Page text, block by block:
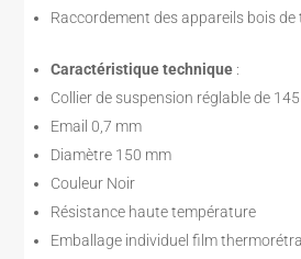
Raccordement des appareils bois de
Caractéristique technique :
Collier de suspension réglable de
Email 0,7 mm
Diamètre 150 mm
Couleur Noir
Résistance haute température
Emballage individuel film